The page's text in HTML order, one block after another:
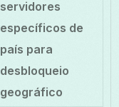
servidores
específicos de
país para
desbloqueio
geográfico